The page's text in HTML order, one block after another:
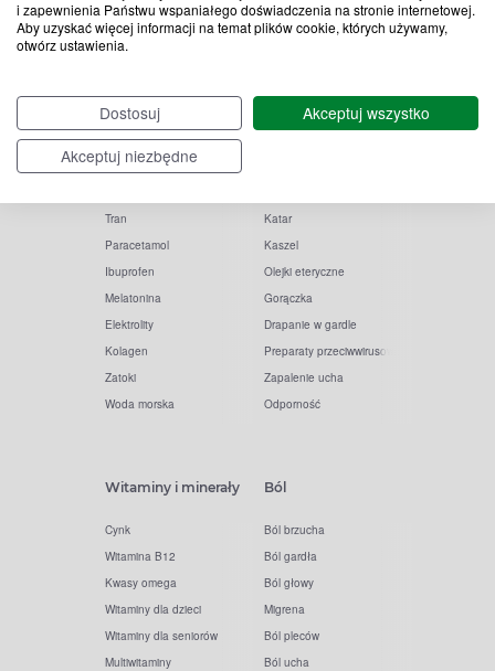
i zapewnienia Państwu wspaniałego doświadczenia na stronie internetowej.
Aby uzyskać więcej informacji na temat plików cookie, których używamy,
otwórz ustawienia.
Dostosuj
Akceptuj wszystko
Akceptuj niezbędne
Popularne zapytania
Witamina D
Witamina C
Tran
Paracetamol
Ibuprofen
Melatonina
Elektrolity
Kolagen
Zatoki
Woda morska
Przeziębienie i grypa
Katar
Kaszel
Olejki eteryczne
Gorączka
Drapanie w gardle
Preparaty przeciwwirusowe
Zapalenie ucha
Odporność
Witaminy i minerały
Cynk
Witamina B12
Kwasy omega
Witaminy dla dzieci
Witaminy dla seniorów
Multiwitaminy
Ból
Ból brzucha
Ból gardła
Ból głowy
Migrena
Ból pleców
Ból ucha